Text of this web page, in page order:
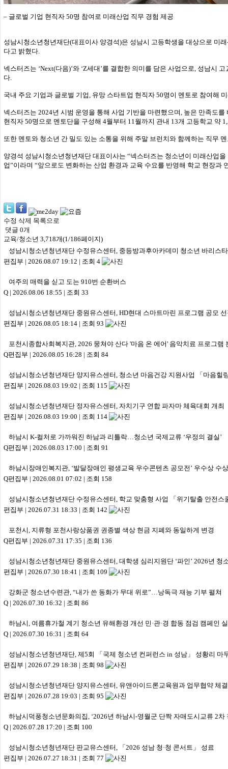
– 글로벌 기업 현직자 50명 참여로 미래산업 직무 경험 제공
성남시청소년청년재단(대표이사 양경석)은 성남시 고등학생을 대상으로 미
다고 밝혔다.
넥스터즈는 ‘Next(다음)’와 ‘Z세대’를 결합한 의미를 담은 사업으로, 성남시
다.
국내 주요 기업과 글로벌 기업, 유망 스타트업 현직자 50명이 멘토로 참여해
넥스터즈는 2024년 시범 운영을 통해 사업 기반을 마련했으며, 높은 만족도
현직자 50명으로 멘토단을 구성해 4월부터 11월까지 관내 13개 고등학교 약
또한 멘토와 청소년 간 밀도 있는 소통을 위해 주말 브런치와 함께하는 직무
양경석 성남시청소년청년재단 대표이사는 “넥스터즈는 청소년이 미래산업
업”이라며 “앞으로도 변화하는 산업 환경과 교육 수요를 반영해 학교 현장과
수정 삭제 목록으로
댓글 0개
교육/청소년 3,718개(1/186페이지)
성남시청소년청년재단 수정유스센터, 중등방과후아카데미 청소년 바리스
편집부 | 2026.08.07 19:12 | 조회 4
여주의 매력을 싣고 도는 910번 순환버스
Q | 2026.08.06 18:55 | 조회 33
성남시청소년청년재단 중원유스센터, HD현대 스마트마린 프로그램 공모
편집부 | 2026.08.05 18:14 | 조회 93
포천시종합사회복지관, 2026 뭉쳐야 산다 '마음 온 에어' 음악치료 프로그램
Q편집부 | 2026.08.05 16:28 | 조회 84
성남시청소년청년재단 양지유스센터, 청소년 마음건강 지원사업 「마음힐
편집부 | 2026.08.03 19:02 | 조회 115
성남시청소년청년재단 정자유스센터, 자치기구 연합 파자마 체육대회 개최
편집부 | 2026.08.03 19:00 | 조회 114
하남시 K-컬처로 가까워진 하남과 리틀락…청소년 국제교류 ‘우정의 결실’
Q편집부 | 2026.08.03 17:00 | 조회 91
하남시장애인복지관, ‘발달장애인 평생교육 우수콘텐츠 공모전’ 우수상 수상
Q편집부 | 2026.08.01 07:02 | 조회 158
성남시청소년청년재단 수정유스센터, 학교 맞춤형 사업 「위기탈출 안전스
편집부 | 2026.07.31 18:33 | 조회 142
포천시, 지류형 포천사랑상품권 권종별 색상 현금 지폐와 동일하게 변경
Q편집부 | 2026.07.31 17:35 | 조회 136
성남시청소년청년재단 중원유스센터, 대학생 심리지원단 ‘파인’ 2026년 청
편집부 | 2026.07.30 18:41 | 조회 109
강화군 청소년수련관, “내가 쓴 동화가 무대 위로”…낭독극 재능 기부 펼쳐
Q | 2026.07.30 16:32 | 조회 86
하남시, 여름휴가철 계기 청소년 유해환경 개선 민·관·경 합동 점검 캠페인
Q | 2026.07.30 16:31 | 조회 64
성남시청소년청년재단, 제5회 「국제 청소년 컨퍼런스 in 성남」 성황리 마
편집부 | 2026.07.29 18:38 | 조회 98
성남시청소년청년재단 양지유스센터, 유앤아이드론교육원과 업무협약 체결
편집부 | 2026.07.28 19:03 | 조회 95
하남시덕풍청소년문화의집, ‘2026년 하남시-영월군 단짝 자매도시교류 2차
Q | 2026.07.28 17:20 | 조회 100
성남시청소년청년재단 판교유스센터, 「2026 성남 청·청 콘서트」 성료
편집부 | 2026.07.27 18:31 | 조회 77